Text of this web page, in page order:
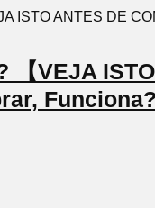
VEJA
Funciona?